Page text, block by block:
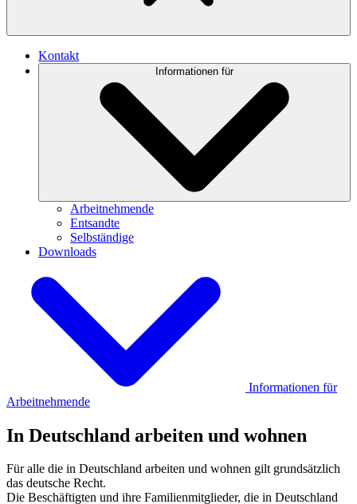
Kontakt
Informationen für
Arbeitnehmende
Entsandte
Selbständige
Downloads
Informationen für
Arbeitnehmende
In Deutschland arbeiten und wohnen
Für alle die in Deutschland arbeiten und wohnen gilt grundsätzlich
das deutsche Recht.
Die Beschäftigten und ihre Familienmitglieder, die in Deutschland